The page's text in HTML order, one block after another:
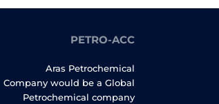
PETRO-ACC
Aras Petrochemical
Company would be a Global
Petrochemical company